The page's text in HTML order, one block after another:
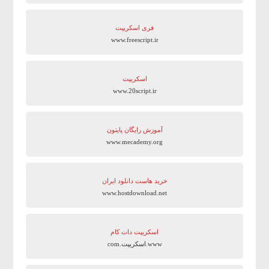
فری اسکریپت
www.freescript.ir
اسکریپت
www.20script.ir
آموزش رایگان پایتون
www.mecademy.org
خرید هاست دانلود ایران
www.hostdownload.net
اسکریپت دات کام
www.اسکریپت.com